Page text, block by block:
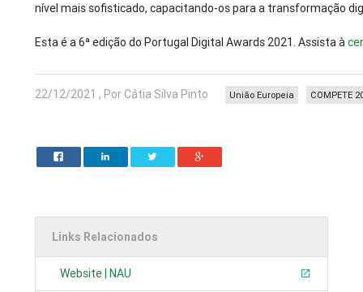
nível mais sofisticado, capacitando-os para a transformação
Esta é a 6ª edição do Portugal Digital Awards 2021. Assista à
22/12/2021 , Por Cátia Silva Pinto COMPETE
União Europeia
Links Relacionados
Website | NAU